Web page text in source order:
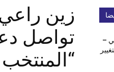
زين
تواصل
–